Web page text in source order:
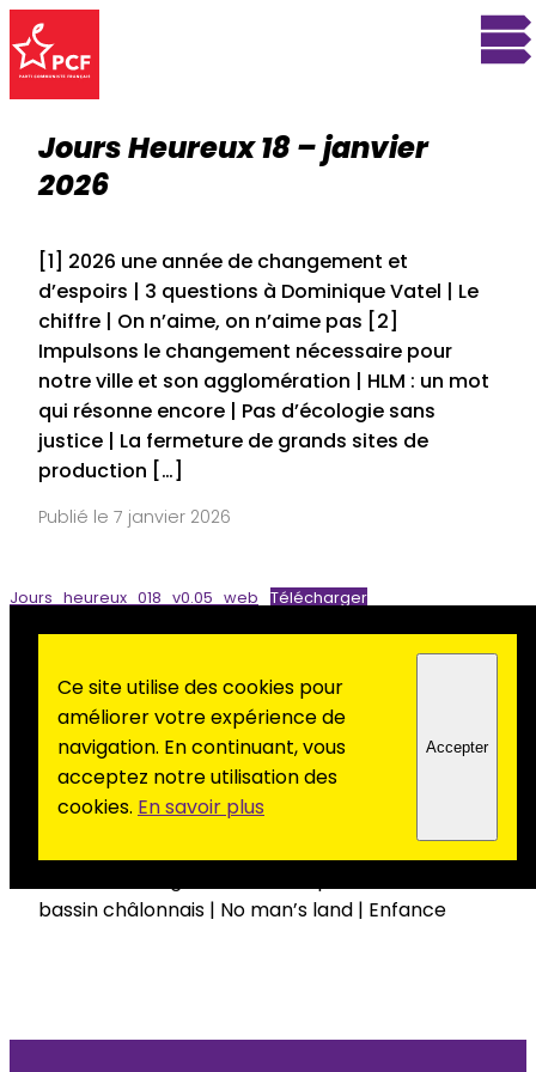
Jours Heureux 18 – janvier
2026
[1] 2026 une année de changement et
d’espoirs | 3 questions à Dominique Vatel | Le
chiffre | On n’aime, on n’aime pas [2]
Impulsons le changement nécessaire pour
notre ville et son agglomération | HLM : un mot
qui résonne encore | Pas d’écologie sans
justice | La fermeture de grands sites de
production […]
Publié le 7 janvier 2026
Jours_heureux_018_v0.05_web Télécharger
[1] 2026 une année de changement et d’espoirs |
3 questions à Dominique Vatel | Le chiffre | On
n’aime, on n’aime pas [2] Impulsons le
changement nécessaire pour notre ville et son
agglomération | HLM : un mot qui résonne
bassin châlonnais | No man’s land | Enfance
Ce site utilise des cookies pour
améliorer votre expérience de
navigation. En continuant, vous
acceptez notre utilisation des
cookies. En savoir plus
Accepter